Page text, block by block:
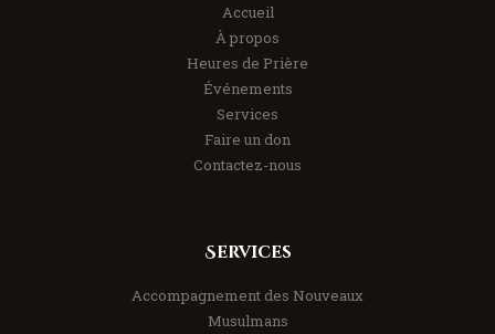
Accueil
À propos
Heures de Prière
Événements
Services
Faire un don
Contactez-nous
Services
Accompagnement des Nouveaux
Musulmans